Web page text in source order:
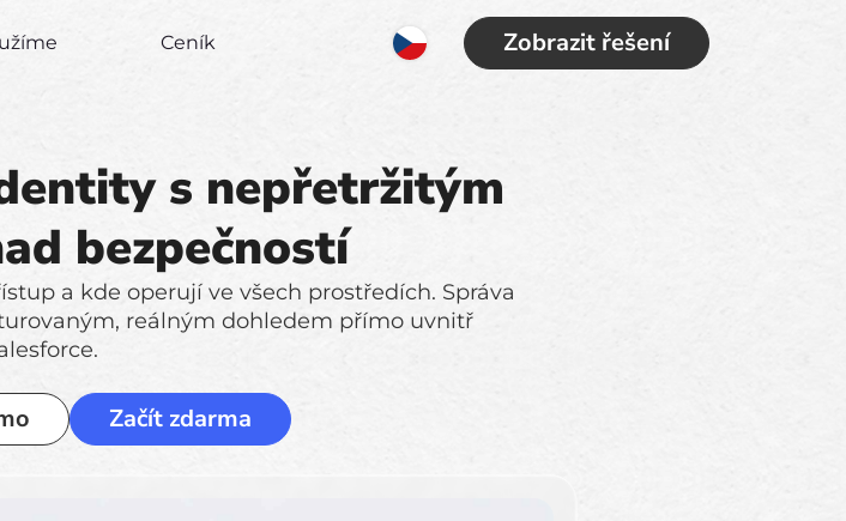
Zobrazit řešení
Ceník
s nepřetržitým
bezpečností
a kde operují ve všech prostředích. Správa
reálným dohledem přímo uvnitř
Začít zdarma